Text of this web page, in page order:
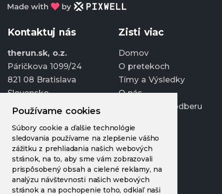
Používame cookies
Súbory cookie a ďalšie technológie
sledovania používame na zlepšenie vášho
zážitku z prehliadania našich webových
stránok, na to, aby sme vám zobrazovali
prispôsobený obsah a cielené reklamy, na
analýzu návštevnosti našich webových
stránok a na pochopenie toho, odkiaľ naši
Kontaktuj nás
therun.sk, o.z.
Páričkova 1099/24
821 08 Bratislava
Slovensko
info@therun.sk
+421 907 807 363
Upraviť cookies
Zisti viac
Domov
O pretekoch
Tímy a Výsledky
O nás
Prihlásiť sa k odberu